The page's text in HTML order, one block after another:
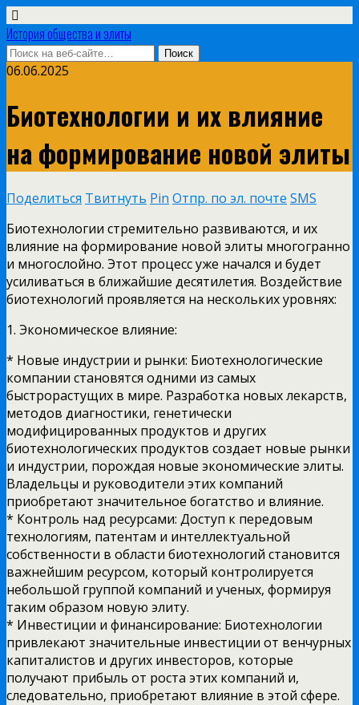
История общества и элиты
06.06.2025
Биотехнологии и их влияние
на формирование новой элиты
Поделиться Твитнуть Pin Отпр. по эл. почте SMS
Биотехнологии стремительно развиваются, и их
влияние на формирование новой элиты многогранно
и многослойно. Этот процесс уже начался и будет
усиливаться в ближайшие десятилетия. Воздействие
биотехнологий проявляется на нескольких уровнях:
1. Экономическое влияние:
* Новые индустрии и рынки: Биотехнологические
компании становятся одними из самых
быстрорастущих в мире. Разработка новых лекарств,
методов диагностики, генетически
модифицированных продуктов и других
биотехнологических продуктов создает новые рынки
и индустрии, порождая новые экономические элиты.
Владельцы и руководители этих компаний
приобретают значительное богатство и влияние.
* Контроль над ресурсами: Доступ к передовым
технологиям, патентам и интеллектуальной
собственности в области биотехнологий становится
важнейшим ресурсом, который контролируется
небольшой группой компаний и ученых, формируя
таким образом новую элиту.
* Инвестиции и финансирование: Биотехнологии
привлекают значительные инвестиции от венчурных
капиталистов и других инвесторов, которые
получают прибыль от роста этих компаний и,
следовательно, приобретают влияние в этой сфере.